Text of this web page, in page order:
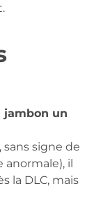
jambon un
signe de
il
la DLC, mais